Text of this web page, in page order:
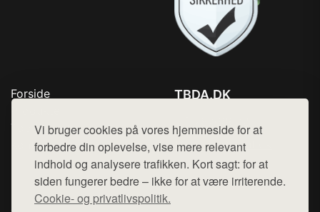
Vi bruger cookies på vores hjemmeside for at
forbedre din oplevelse, vise mere relevant
indhold og analysere trafikken. Kort sagt: for at
siden fungerer bedre – ikke for at være irriterende.
Cookie- og privatlivspolitik.
Forside
Top Rabatter
Kontakt
TBDA.DK
Mail: hej@want.dk
Cookie- og privatlivspolitik